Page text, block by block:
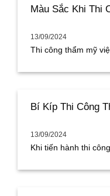
Màu Sắc Khi Thi
13/09/2024
Thi công thẩm mỹ
Bí Kíp Thi Công
13/09/2024
Khi tiến hành thi